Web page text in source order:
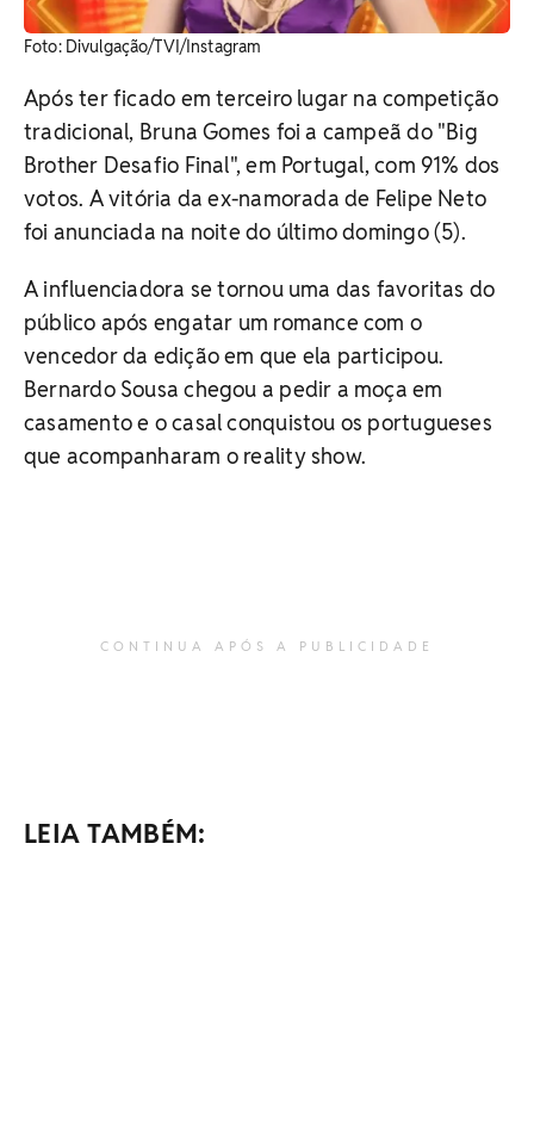
Foto: Divulgação/TVI/Instagram
Após ter ficado em terceiro lugar na competição
tradicional, Bruna Gomes foi a campeã do "Big
Brother Desafio Final", em Portugal, com 91% dos
votos. A vitória da ex-namorada de Felipe Neto
foi anunciada na noite do último domingo (5).
A influenciadora se tornou uma das favoritas do
público após engatar um romance com o
vencedor da edição em que ela participou.
Bernardo Sousa chegou a pedir a moça em
casamento e o casal conquistou os portugueses
que acompanharam o reality show.
CONTINUA APÓS A PUBLICIDADE
LEIA TAMBÉM: